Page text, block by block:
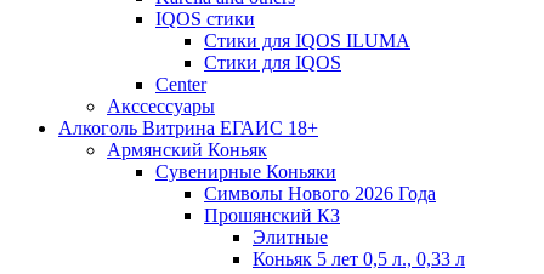
IQOS стики
Стики для IQOS ILUMA
Стики для IQOS
Сenter
Акссессуары
Алкоголь Витрина ЕГАИС 18+
Армянский Коньяк
Сувенирные Коньяки
Символы Нового 2026 Года
Прошянский КЗ
Элитные
Коньяк 5 лет 0,5 л., 0,33 л